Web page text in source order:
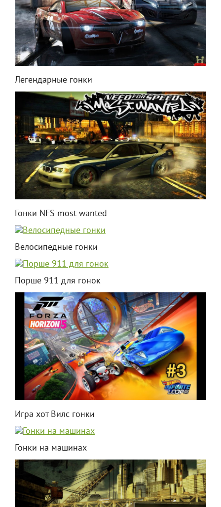
Легендарные гонки
Гонки NFS most wanted
Велосипедные гонки
Порше 911 для гонок
Игра хот Вилс гонки
Гонки на машинах